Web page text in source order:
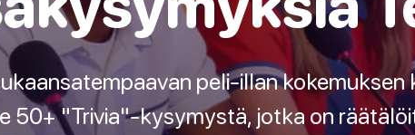
peli-illan kokemuksen
50+ "Trivia"-kysymystä, jotka on